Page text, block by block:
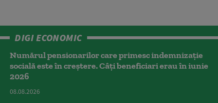
DIGI ECONOMIC
Numărul pensionarilor care primesc indemnizaţie
socială este în creștere. Câți beneficiari erau în iunie
2026
08.08.2026